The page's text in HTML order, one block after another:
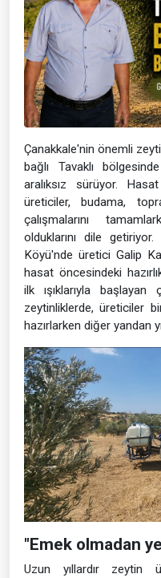
Çanakkale'nin önemli
bağlı Tavaklı
aralıksız sürüyor.
üreticiler, budama,
çalışmalarını
olduklarını dile
Köyü'nde üretici Galip
hasat öncesindeki
ilk ışıklarıyla başlayan
zeytinliklerde, üreticiler
hazırlarken diğer yandan
"Emek olmadan
Uzun yıllardır zeytin